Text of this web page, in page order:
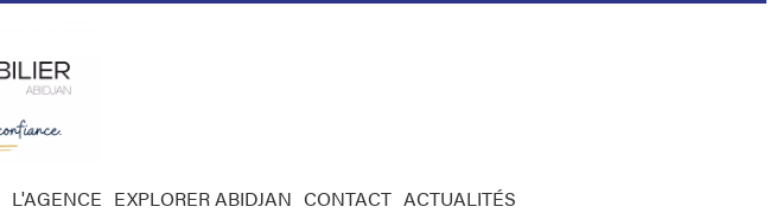
L'AGENCE EXPLORER ABIDJAN CONTACT ACTUALITÉS